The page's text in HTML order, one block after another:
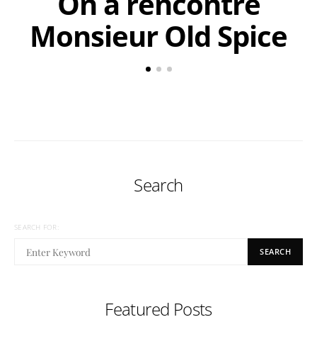
Monsieur Old Spice
Search
SEARCH FOR:
SEARCH
Featured Posts